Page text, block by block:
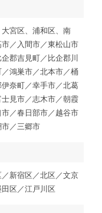
宮区、浦和区、南
／入間市／東松山市
郡吉見町／比企郡川
鴻巣市／北本市／桶
奈町／幸手市／北葛
見市／志木市／朝霞
／春日部市／越谷市
市／三郷市
新宿区／北区／文京
区／江戸川区